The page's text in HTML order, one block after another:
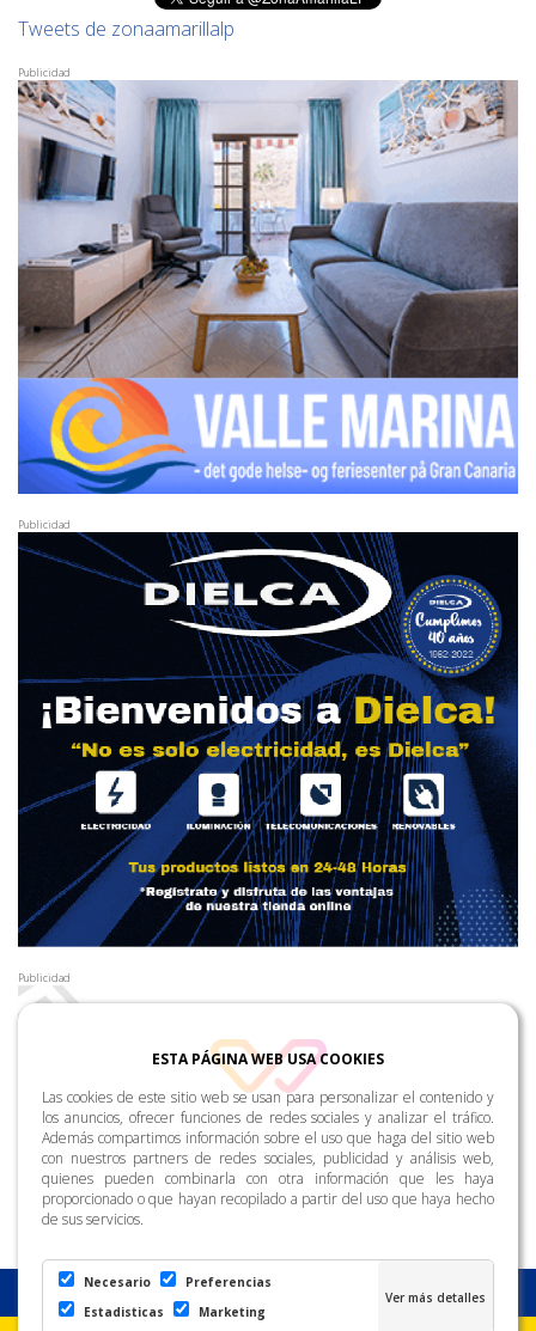
Tweets de zonaamarillalp
Publicidad
Publicidad
Publicidad
ESTA PÁGINA WEB USA COOKIES
Las cookies de este sitio web se usan para personalizar el contenido y
los anuncios, ofrecer funciones de redes sociales y analizar el tráfico.
Además compartimos información sobre el uso que haga del sitio web
con nuestros partners de redes sociales, publicidad y análisis web,
quienes pueden combinarla con otra información que les haya
proporcionado o que hayan recopilado a partir del uso que haya hecho
de sus servicios.
Necesario
Preferencias
Estadisticas
Marketing